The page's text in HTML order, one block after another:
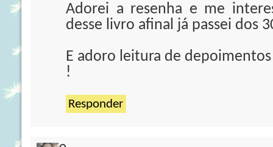
Adorei a resenha e me
desse livro afinal já passei dos
E adoro leitura de
!
Responder